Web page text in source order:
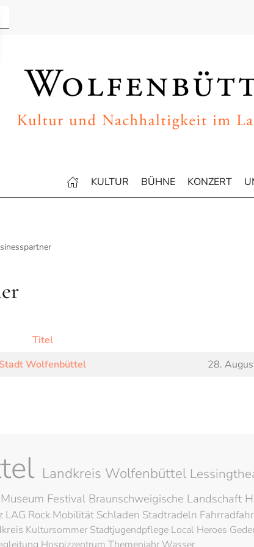
KULTUR BÜHNE KONZERT
Titel
Stadt Wolfenbüttel
28.
Landkreis Wolfenbüttel
Museum Festival Braunschweigische Landschaft
LAG Rock Mobilität Schladen Stadtradeln
KultursommerStadtjugendpflege Local Heroes